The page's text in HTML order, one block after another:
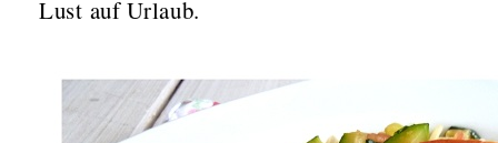
Lust auf Urlaub.